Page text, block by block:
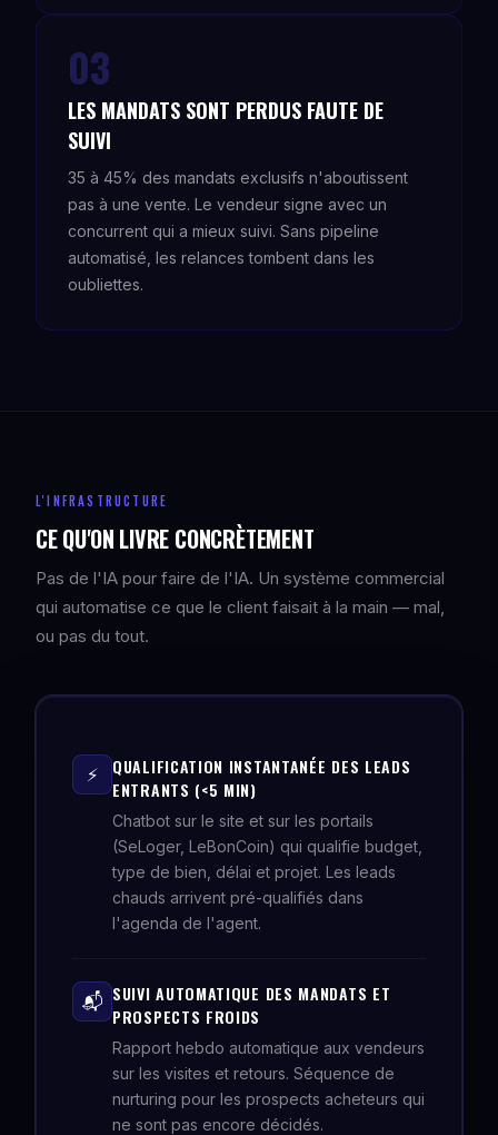
03
LES MANDATS SONT PERDUS FAUTE DE
SUIVI
35 à 45% des mandats exclusifs n'aboutissent
pas à une vente. Le vendeur signe avec un
concurrent qui a mieux suivi. Sans pipeline
automatisé, les relances tombent dans les
oubliettes.
L'INFRASTRUCTURE
CE QU'ON LIVRE CONCRÈTEMENT
Pas de l'IA pour faire de l'IA. Un système commercial
qui automatise ce que le client faisait à la main — mal,
ou pas du tout.
⚡
QUALIFICATION INSTANTANÉE DES LEADS
ENTRANTS (<5 MIN)
Chatbot sur le site et sur les portails
(SeLoger, LeBonCoin) qui qualifie budget,
type de bien, délai et projet. Les leads
chauds arrivent pré-qualifiés dans
l'agenda de l'agent.
📬 SUIVI AUTOMATIQUE DES MANDATS ET
PROSPECTS FROIDS
Rapport hebdo automatique aux vendeurs
sur les visites et retours. Séquence de
nurturing pour les prospects acheteurs qui
ne sont pas encore décidés.